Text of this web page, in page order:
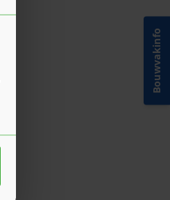
Bouwvakinfo